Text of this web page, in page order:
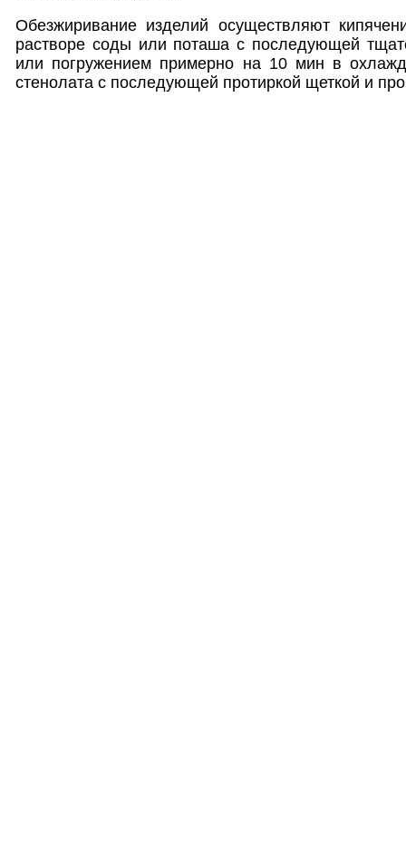
Обезжиривание изделий осуществляют
растворе соды или поташа с последующей
или погружением примерно на 10 мин в
стенолата с последующей протиркой щеткой и